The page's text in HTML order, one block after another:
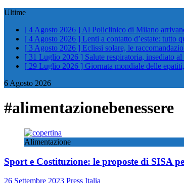
Ultime
[ 4 Agosto 2026 ] Al Policlinico di Milano
[ 4 Agosto 2026 ] Lenti a contatto d’estate: tutto
[ 3 Agosto 2026 ] Eclissi solare, le
[ 31 Luglio 2026 ] Salute respiratoria, insediato
[ 29 Luglio 2026 ] Giornata mondiale delle
6 Agosto 2026
#alimentazionebenessere
Alimentazione
Sport e Costituzione: le proposte di SISA
26 Settembre 2023 Press Italia